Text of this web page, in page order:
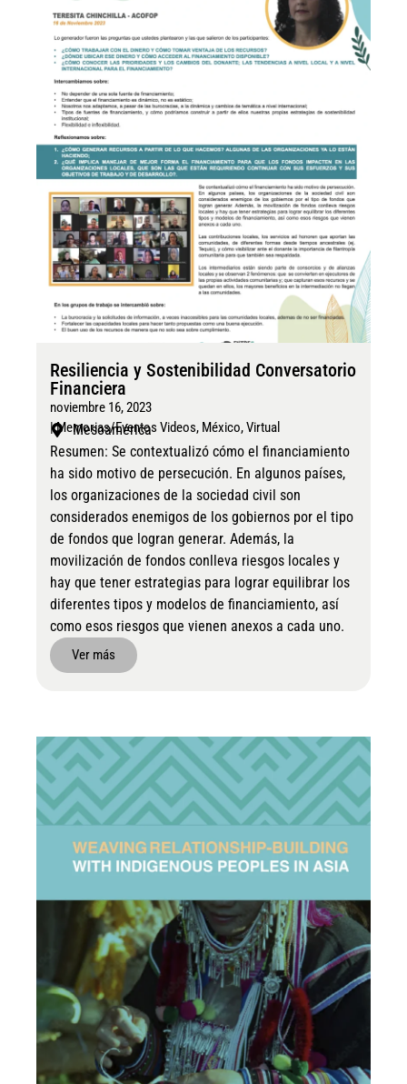
Resiliencia y Sostenibilidad Conversatorio
Financiera
noviembre 16, 2023
|Memorias/Eventos Videos, México,Virtual
Mesoamérica
Resumen: Se contextualizó cómo el financiamiento
ha sido motivo de persecución. En algunos países,
los organizaciones de la sociedad civil son
considerados enemigos de los gobiernos por el tipo
de fondos que logran generar. Además, la
movilización de fondos conlleva riesgos locales y
hay que tener estrategias para lograr equilibrar los
diferentes tipos y modelos de financiamiento, así
como esos riesgos que vienen anexos a cada uno.
Ver más